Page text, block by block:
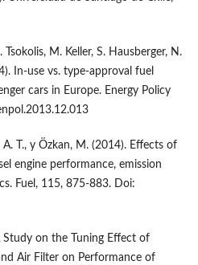
M. Keller, S. Hausberger, N.
In-use vs. type-approval fuel
cars in Europe. Energy Policy
A. T., y Özkan, M. (2014). Effects of
engine performance, emission
Fuel, 115, 875-883. Doi:
Study on the Tuning Effect of
Air Filter on Performance of